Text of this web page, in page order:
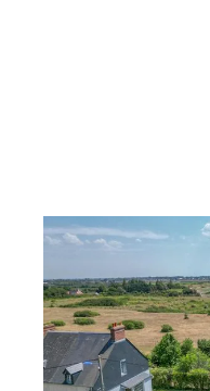
BARNEVILLE
Ref : 1835
Maison à
193